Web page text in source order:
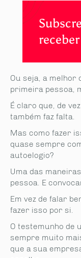
Ou seja, a melhor
primeira pessoa,
É claro que, de
também faz falta.
Mas como fazer
quase sempre
autoelogio?
Uma das
pessoa. E
Em vez de falar
fazer isso por si.
O testemunho de
sempre muito
que a sua